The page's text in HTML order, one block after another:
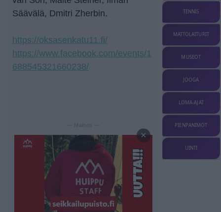
Säävälä, Dmitri Zherbin.
https://oksasenkatu11.fi/
https://www.facebook.com/events/1
688545321660238/
— Mainos —
×
TENNIS
MATTOLAITURIT
MUSEOT
JOOGA
LOMA-AJAT
PIENPANIMOT
UINTI